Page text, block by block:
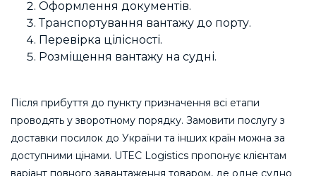
Оформлення документів.
Транспортування вантажу до порту.
Перевірка цілісності.
Розміщення вантажу на судні.
Після прибуття до пункту призначення всі етапи
проводять у зворотному порядку. Замовити послугу з
доставки посилок до України та інших країн можна за
доступними цінами. UTEC Logistics пропонує клієнтам
варіант повного завантаження товаром, де одне судно